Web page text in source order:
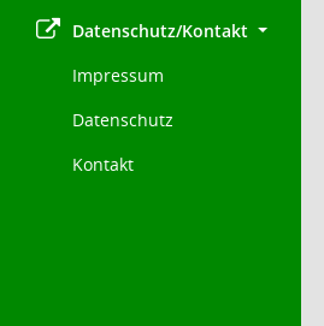
Datenschutz/Kontakt
Impressum
Datenschutz
Kontakt